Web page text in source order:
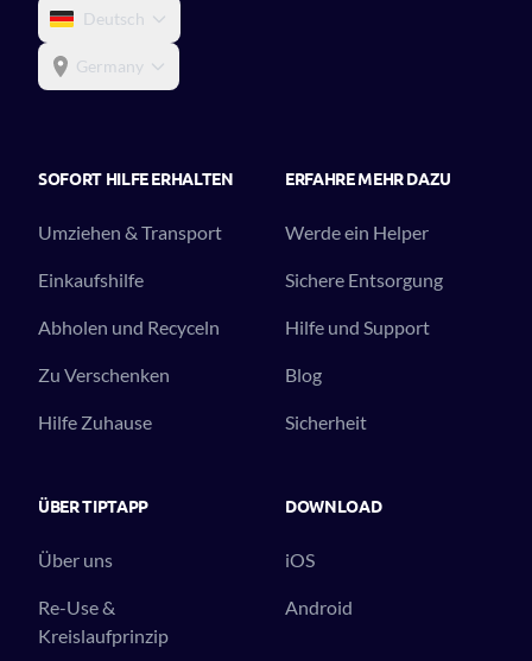
Deutsch
Germany
SOFORT HILFE ERHALTEN
Umziehen & Transport
Einkaufshilfe
Abholen und Recyceln
Zu Verschenken
Hilfe Zuhause
ERFAHRE MEHR DAZU
Werde ein Helper
Sichere Entsorgung
Hilfe und Support
Blog
Sicherheit
ÜBER TIPTAPP
Über uns
Re-Use &
Kreislaufprinzip
DOWNLOAD
iOS
Android